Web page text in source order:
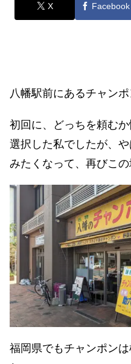
X Facebook
八幡駅前にあるチャンポ
初回に、どっちを頼む
選択した私でしたが、
みたくなって、再びこ
福岡県でもチャンポン